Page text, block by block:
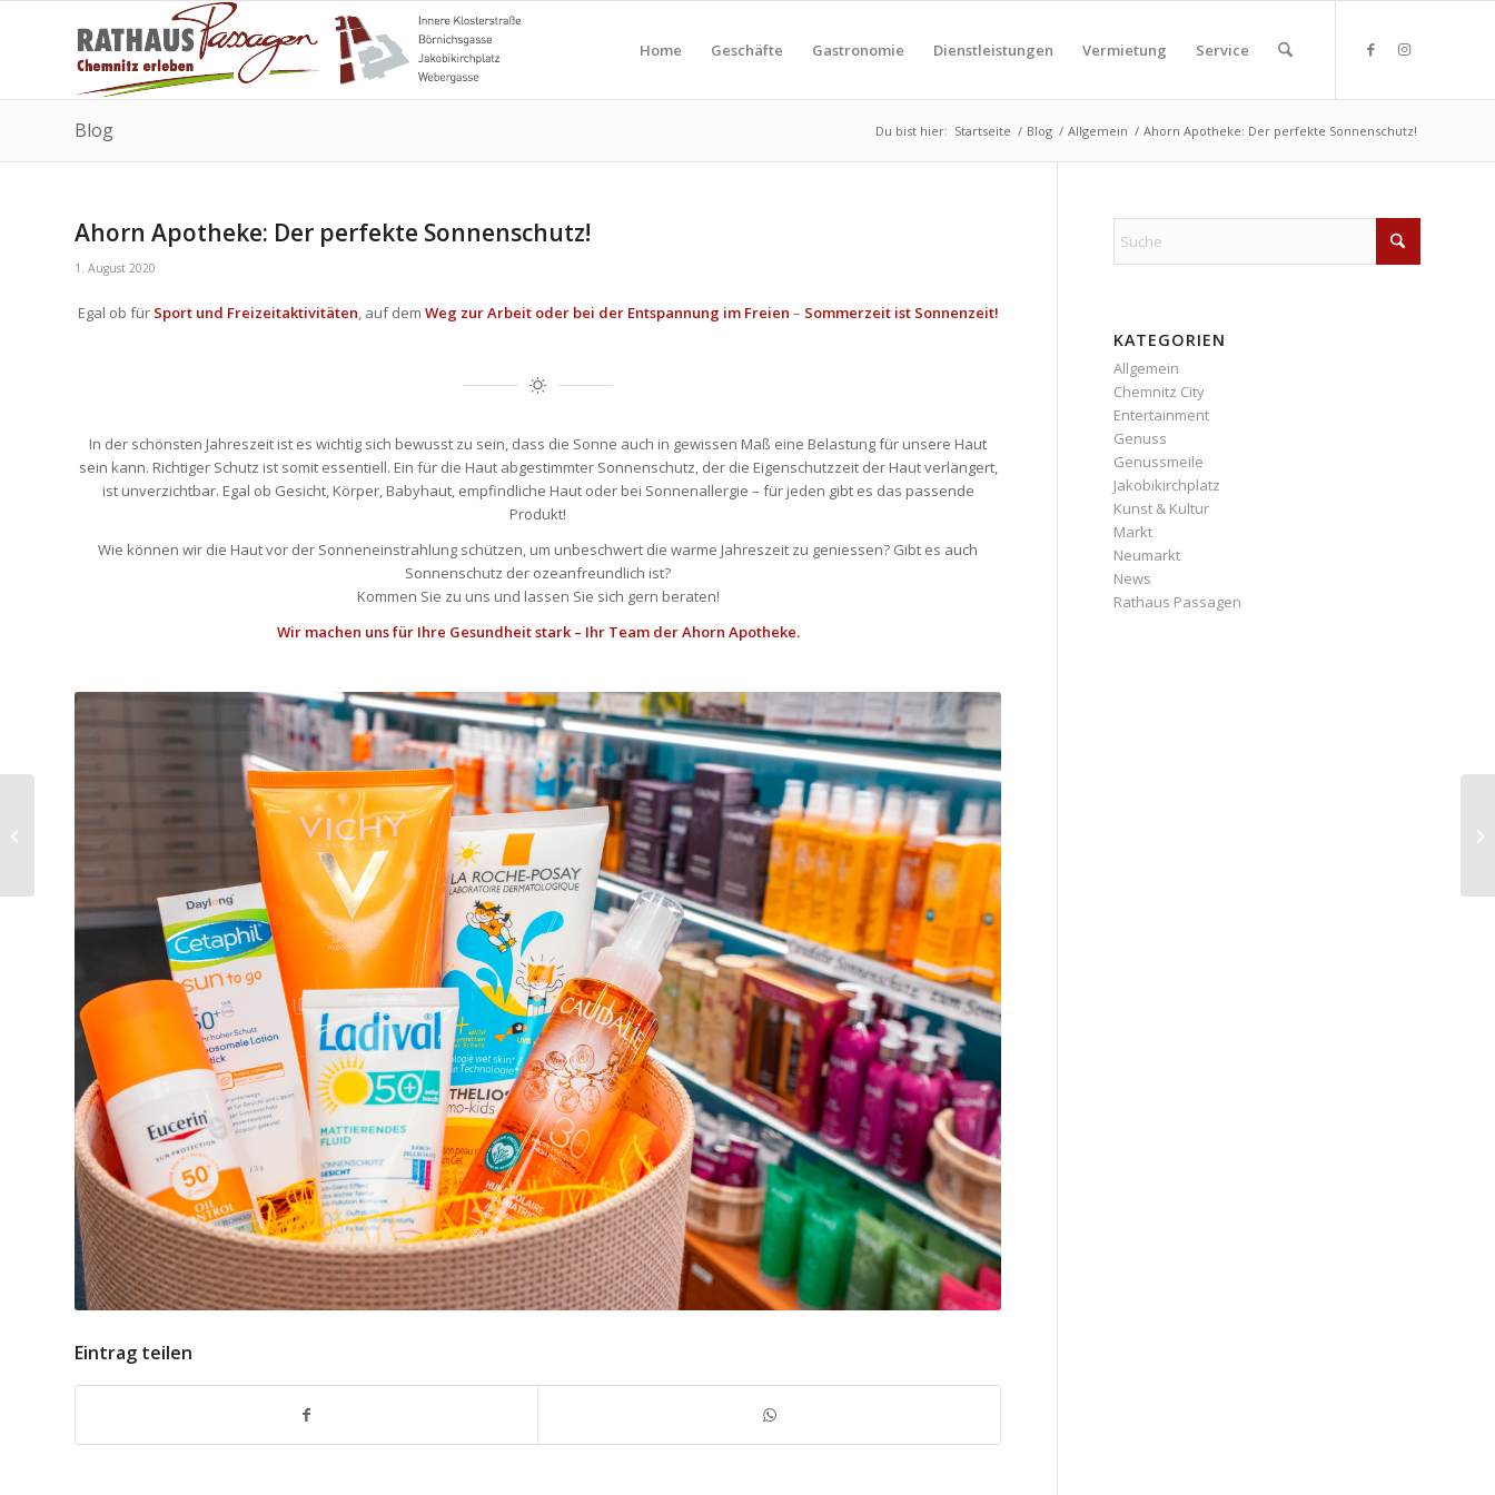
Home Geschäfte Gastronomie Dienstleistungen Vermietung Service
Blog Du bist hier: Startseite / Blog / Allgemein / Ahorn Apotheke: Der perfekte Sonnenschutz!
Ahorn Apotheke: Der perfekte Sonnenschutz!
1. August 2020
Egal ob fürSport und Freizeitaktivitäten, auf dem Weg zur Arbeit oder bei der Entspannung im Freien – Sommerzeit ist Sonnenzeit!
In der schönsten Jahreszeit ist es wichtig sich bewusst zu sein, dass die Sonne auch in gewissen Maß eine Belastung für unsere Haut
sein kann. Richtiger Schutz ist somit essentiell. Ein für die Haut abgestimmter Sonnenschutz, der die Eigenschutzzeit der Haut verlängert,
ist unverzichtbar. Egal ob Gesicht, Körper, Babyhaut, empfindliche Haut oder bei Sonnenallergie – für jeden gibt es das passende
Produkt!
Wie können wir die Haut vor der Sonneneinstrahlung schützen, um unbeschwert die warme Jahreszeit zu geniessen? Gibt es auch
Sonnenschutz der ozeanfreundlich ist?
Kommen Sie zu uns und lassen Sie sich gern beraten!
Wir machen uns für Ihre Gesundheit stark – Ihr Team der Ahorn Apotheke.
Eintrag teilen
KATEGORIEN
Allgemein
Chemnitz City
Entertainment
Genuss
Genussmeile
Jakobikirchplatz
Kunst & Kultur
Markt
Neumarkt
News
Rathaus Passagen
Aktionstag Vital statt